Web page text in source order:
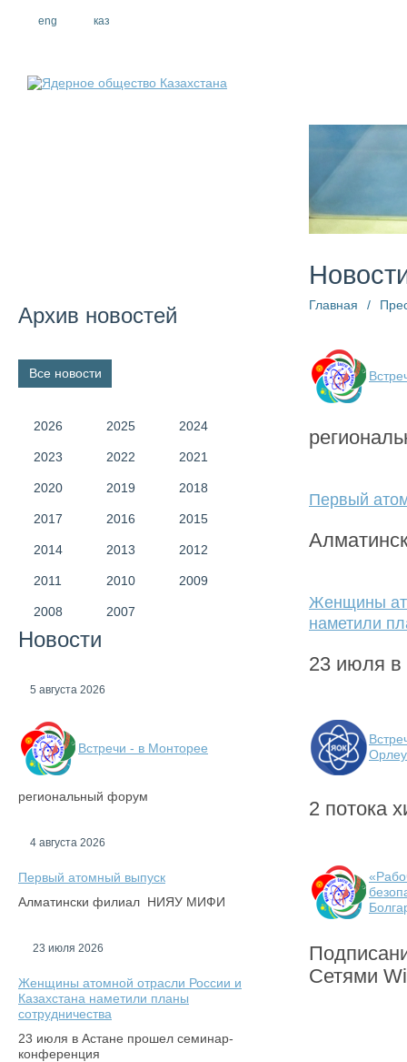
eng каз
Архив новостей
Все новости
2026 2025 2024
2023 2022 2021
2020 2019 2018
2017 2016 2015
2014 2013 2012
2011 2010 2009
2008 2007
Новости
5 августа 2026
Встречи - в Монторее
региональный форум
4 августа 2026
Первый атомный выпуск
Алматински филиал НИЯУ МИФИ
23 июля 2026
Женщины атомной отрасли России и
Казахстана наметили планы
сотрудничества
23 июля в Астане прошел семинар-
конференция
Главная /
Первый
Женщины
наметили
23 июля в
Орлеу
2 потока
Сетями